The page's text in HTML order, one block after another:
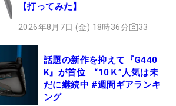
【打ってみた】
2026年8月7日 (金) 18時36分 33
話題の新作を抑えて『G440
K』が首位 “10Ｋ”人気は未
だに継続中 #週間ギアランキ
ング